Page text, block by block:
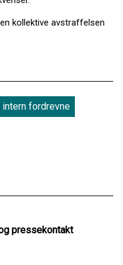
kollektive avstraffelsen
fordrevne
pressekontakt